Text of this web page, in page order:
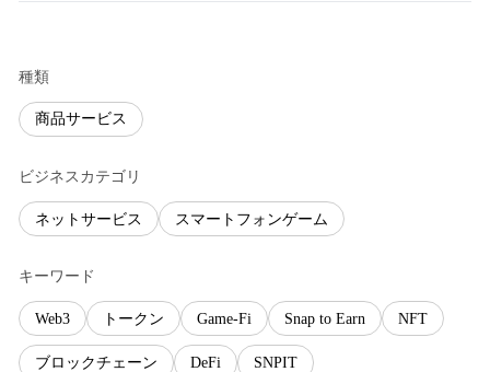
種類
商品サービス
ビジネスカテゴリ
ネットサービス スマートフォンゲーム
キーワード
Web3 トークン Game-Fi Snap to Earn NFT
ブロックチェーン DeFi SNPIT